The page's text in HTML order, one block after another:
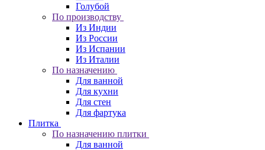
Голубой
По производству
Из Индии
Из России
Из Испании
Из Италии
По назначению
Для ванной
Для кухни
Для стен
Для фартука
Плитка
По назначению плитки
Для ванной